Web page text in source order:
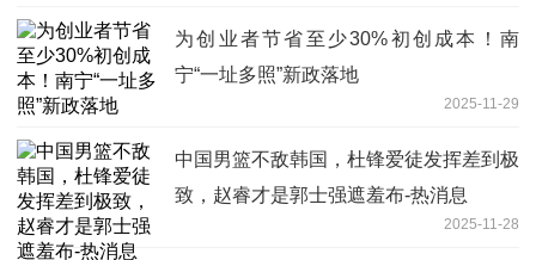
为创业者节省至少30%初创成本！南
宁“一址多照”新政落地
2025-11-29
中国男篮不敌韩国，杜锋爱徒发挥差到极
致，赵睿才是郭士强遮羞布-热消息
2025-11-28